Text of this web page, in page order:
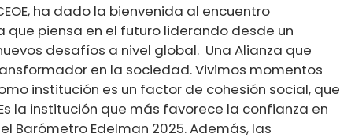
ha dado la bienvenida al encuentro
que piensa en el futuro liderando desde un
desafíos a nivel global. Una Alianza que
en la sociedad. Vivimos momentos
institución es un factor de cohesión social, que
la institución que más favorece la confianza en
Barómetro Edelman 2025. Además, las